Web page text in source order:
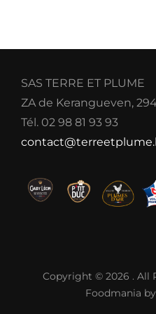
SAS TERRE ET PLUME
ZA de Kerangueven,
Tél. 02 98 81 93 93
Copyright © 2026 . All
Foodmania by